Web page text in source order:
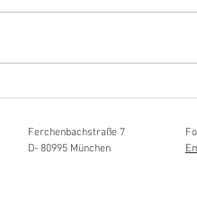
Ferchenbachstraße 7
D- 80995 München